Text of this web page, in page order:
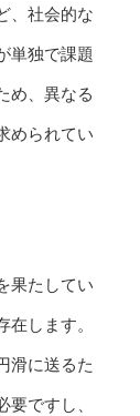
、社会的な
単独で課題
め、異なる
められてい
果たしてい
します。
滑に送るた
ですし、